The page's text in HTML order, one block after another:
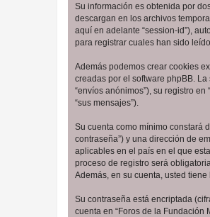
Su información es obtenida por
descargan en los archivos
aquí en adelante “session-id”),
para registrar cuales han sido
Además podemos crear cookies
creadas por el software phpBB.
“envíos anónimos”), su registro
“sus mensajes”).
Su cuenta como mínimo constará
contraseña”) y una dirección de
aplicables en el país en el que
proceso de registro será
Además, en su cuenta, usted
Su contraseña está encriptada
cuenta en “Foros de la Fundación